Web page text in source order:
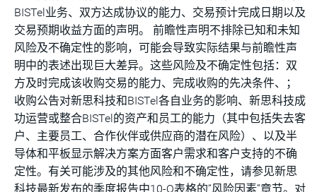
BISTel业务、双方达成协议的能力、交易预计完成日期以及
交易预期收益方面的声明。 前瞻性声明不排除已知和未知
风险及不确定性的影响，可能会导致实际结果与前瞻性声
明中的表述出现巨大差异。这些风险及不确定性包括：双
方及时完成该收购交易的能力、完成收购的先决条件、；
收购公告对新思科技和BISTel各自业务的影响、新思科技成
功运营或整合BISTel的资产和员工的能力（其中包括失去客
户、主要员工、合作伙伴或供应商的潜在风险）、以及半
导体和平板显示解决方案方面客户需求和客户支持的不确
定性。有关可能涉及的其他风险和不确定性，请参见新思
科技最新发布的季度报告中10-Q表格的“风险因素”章节。对